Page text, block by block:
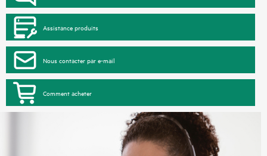
Assistance produits
Nous contacter par e-mail
Comment acheter